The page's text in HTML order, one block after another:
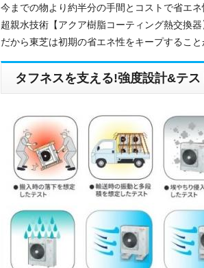
今までの物より約半分の手間とコストで省エ
超親水技術【アクア樹脂コーティング熱交換
だから東芝は初期の省エネ性をキープするこ
タフネスを支える!強度設計&テス
(